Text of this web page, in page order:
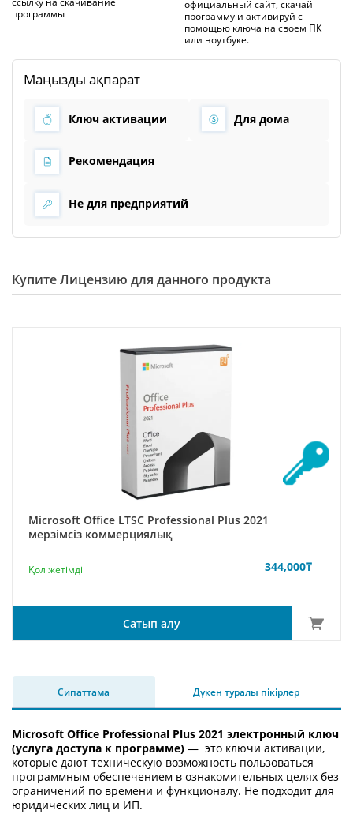
программы
официальный сайт, скачай
программу и активируй с
помощью ключа на своем ПК
или ноутбуке.
Маңызды ақпарат
Ключ активации Для дома
Рекомендация
Не для предприятий
Купите Лицензию для данного продукта
Microsoft Office LTSC Professional Plus 2021
мерзімсіз коммерциялық
Қол жетімді 344,000₸
Сатып алу
Сипаттама Дүкен туралы пікірлер
Microsoft Office Professional Plus 2021 электронный ключ
(услуга доступа к программе) — это ключи активации,
которые дают техническую возможность пользоваться
программным обеспечением в ознакомительных целях без
ограничений по времени и функционалу. Не подходит для
юридических лиц и ИП.